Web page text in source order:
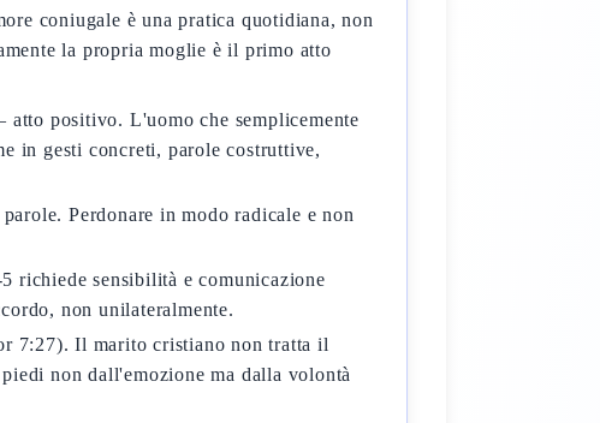
coniugale è una pratica quotidiana, non
la propria moglie è il primo atto
atto positivo. L'uomo che semplicemente
in gesti concreti, parole costruttive,
Perdonare in modo radicale e non
richiede sensibilità e comunicazione
non unilateralmente.
7:27). Il marito cristiano non tratta il
non dall'emozione ma dalla volontà